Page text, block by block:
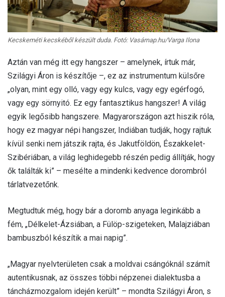
Kecskeméti kecskéből készült duda. Fotó: Vasárnap.hu/Varga Ilona
Aztán van még itt egy hangszer – amelynek, írtuk már,
Szilágyi Áron is készítője –, ez az instrumentum külsőre
„olyan, mint egy olló, vagy egy kulcs, vagy egy egérfogó,
vagy egy sörnyitó. Ez egy fantasztikus hangszer! A világ
egyik legősibb hangszere. Magyarországon azt hiszik róla,
hogy ez magyar népi hangszer, Indiában tudják, hogy rajtuk
kívül senki nem játszik rajta, és Jakutföldön, Északkelet-
Szibériában, a világ leghidegebb részén pedig állítják, hogy
ők találták ki” – mesélte a mindenki kedvence dorombról
tárlatvezetőnk.
Megtudtuk még, hogy bár a doromb anyaga leginkább a
fém, „Délkelet-Ázsiában, a Fülöp-szigeteken, Malajziában
bambuszból készítik a mai napig”.
„Magyar nyelvterületen csak a moldvai csángóknál számít
autentikusnak, az összes többi népzenei dialektusba a
táncházmozgalom idején került” – mondta Szilágyi Áron, s